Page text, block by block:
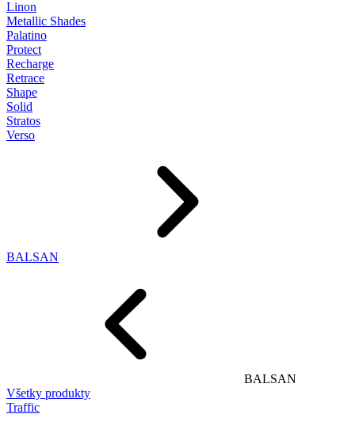
Linon
Metallic Shades
Palatino
Protect
Recharge
Retrace
Shape
Solid
Stratos
Verso
BALSAN
BALSAN
Všetky produkty
Traffic